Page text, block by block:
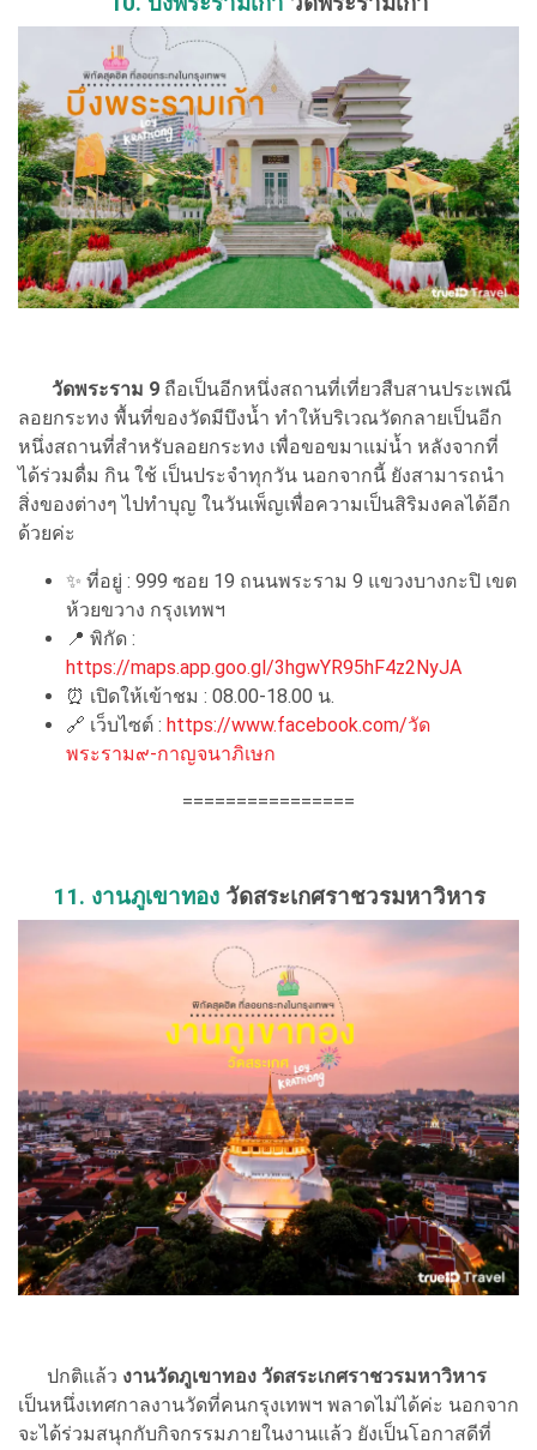
วัดพระราม 9 ถือเป็นอีกหนึ่งสถานที่เที่ยวสืบสานประเพณี
ลอยกระทง พื้นที่ของวัดมีบึงน้ำ ทำให้บริเวณวัดกลายเป็นอีก
หนึ่งสถานที่สำหรับลอยกระทง เพื่อขอขมาแม่น้ำ หลังจากที่
ได้ร่วมดื่ม กิน ใช้ เป็นประจำทุกวัน นอกจากนี้ ยังสามารถนำ
สิ่งของต่างๆ ไปทำบุญ ในวันเพ็ญเพื่อความเป็นสิริมงคลได้อีก
ด้วยค่ะ
✨ ที่อยู่ : 999 ซอย 19 ถนนพระราม 9 แขวงบางกะปิ เขต
ห้วยขวาง กรุงเทพฯ
📍 พิกัด :
https://maps.app.goo.gl/3hgwYR95hF4z2NyJA
⏰ เปิดให้เข้าชม : 08.00-18.00 น.
🔗 เว็บไซต์ : https://www.facebook.com/วัด
พระราม๙-กาญจนาภิเษก
================
11. งานภูเขาทอง วัดสระเกศราชวรมหาวิหาร
ปกติแล้ว งานวัดภูเขาทอง วัดสระเกศราชวรมหาวิหาร
เป็นหนึ่งเทศกาลงานวัดที่คนกรุงเทพฯ พลาดไม่ได้ค่ะ นอกจาก
จะได้ร่วมสนุกกับกิจกรรมภายในงานแล้ว ยังเป็นโอกาสดีที่